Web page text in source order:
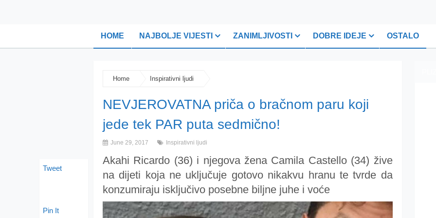
HOME NAJBOLJE VIJESTI ZANIMLJIVOSTI DOBRE IDEJE OSTALO
Home Inspirativni ljudi
NEVJEROVATNA priča o bračnom paru koji
jede tek PAR puta sedmično!
June 29, 2017 Inspirativni ljudi
Akahi Ricardo (36) i njegova žena Camila Castello (34) žive
na dijeti koja ne uključuje gotovo nikakvu hranu te tvrde da
konzumiraju isključivo posebne biljne juhe i voće
Tweet
Pin It